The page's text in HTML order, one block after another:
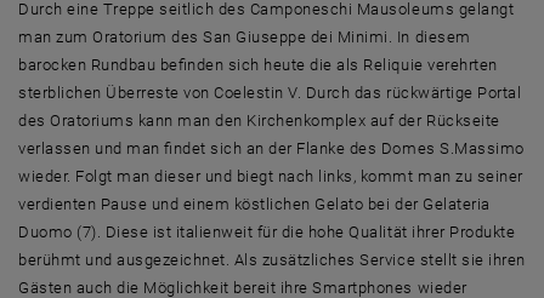
Durch eine Treppe seitlich des Camponeschi Mausoleums gelangt
man zum Oratorium des San Giuseppe dei Minimi. In diesem
barocken Rundbau befinden sich heute die als Reliquie verehrten
sterblichen Überreste von Coelestin V. Durch das rückwärtige Portal
des Oratoriums kann man den Kirchenkomplex auf der Rückseite
verlassen und man findet sich an der Flanke des Domes S.Massimo
wieder. Folgt man dieser und biegt nach links, kommt man zu seiner
verdienten Pause und einem köstlichen Gelato bei der Gelateria
Duomo (7). Diese ist italienweit für die hohe Qualität ihrer Produkte
berühmt und ausgezeichnet. Als zusätzliches Service stellt sie ihren
Gästen auch die Möglichkeit bereit ihre Smartphones wieder